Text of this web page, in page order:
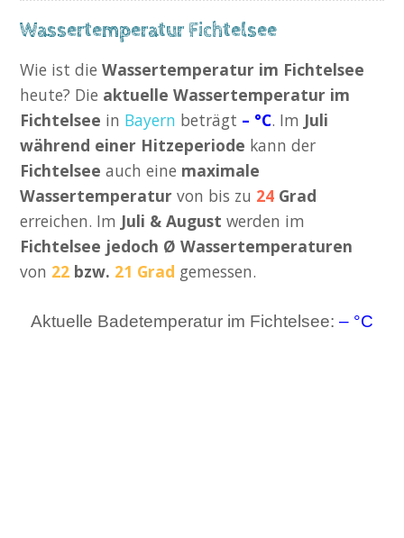
Wassertemperatur Fichtelsee
Wie ist dieWassertemperatur im Fichtelsee
heute? Die aktuelle Wassertemperatur im
Fichtelsee in Bayern beträgt – °C. Im Juli
während einer Hitzeperiode kann der
Fichtelsee auch eine maximale
Wassertemperatur von bis zu 24 Grad
erreichen. Im Juli & August werden im
Fichtelsee jedoch Ø Wassertemperaturen
von 22 bzw. 21 Grad gemessen.
Aktuelle Badetemperatur im Fichtelsee: – °C